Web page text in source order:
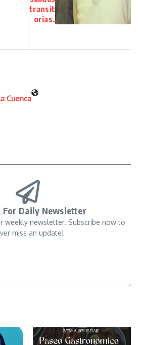
transit
orias.
Cuenca
For Daily Newsletter
weekly newsletter. Subscribe now to
miss an update!